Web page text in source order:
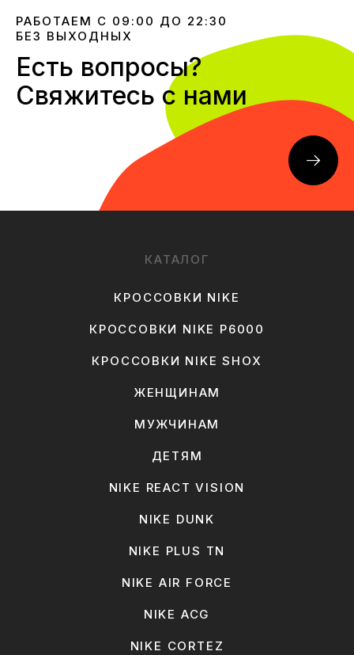
РАБОТАЕМ С 09:00 ДО 22:30
БЕЗ ВЫХОДНЫХ
Есть вопросы?
Свяжитесь с нами
КАТАЛОГ
КРОССОВКИ NIKE
КРОССОВКИ NIKE P6000
КРОССОВКИ NIKE SHOX
ЖЕНЩИНАМ
МУЖЧИНАМ
ДЕТЯМ
NIKE REACT VISION
NIKE DUNK
NIKE PLUS TN
NIKE AIR FORCE
NIKE ACG
NIKE CORTEZ